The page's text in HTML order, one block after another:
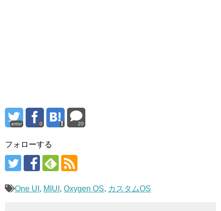
error 0 20
フォローする
One UI , MIUI , Oxygen OS, カスタムOS